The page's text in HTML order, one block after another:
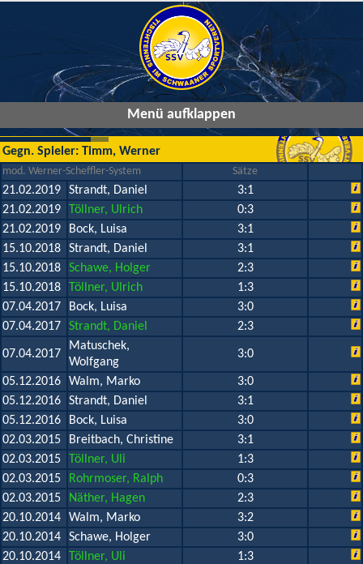
Menü aufklappen
Gegn. Spieler: Timm, Werner
mod. Werner-Scheffler-System Sätze
21.02.2019 Strandt, Daniel
3:1
21.02.2019
Töllner, Ulrich
0:3
21.02.2019
Bock, Luisa
3:1
15.10.2018
Strandt, Daniel
3:1
15.10.2018
Schawe, Holger
2:3
15.10.2018
Töllner, Ulrich
1:3
07.04.2017
Bock, Luisa
3:0
07.04.2017
Strandt, Daniel 2:3
07.04.2017
Matuschek,
Wolfgang
3:0
05.12.2016 Walm, Marko
3:0
05.12.2016
Strandt, Daniel
3:1
05.12.2016
Bock, Luisa
3:0
02.03.2015
Breitbach, Christine
3:1
02.03.2015
Töllner, Uli
1:3
02.03.2015
Rohrmoser, Ralph
0:3
02.03.2015
Näther, Hagen
2:3
20.10.2014
Walm, Marko
3:2
20.10.2014
Schawe, Holger
3:0
20.10.2014
Töllner, Uli
1:3